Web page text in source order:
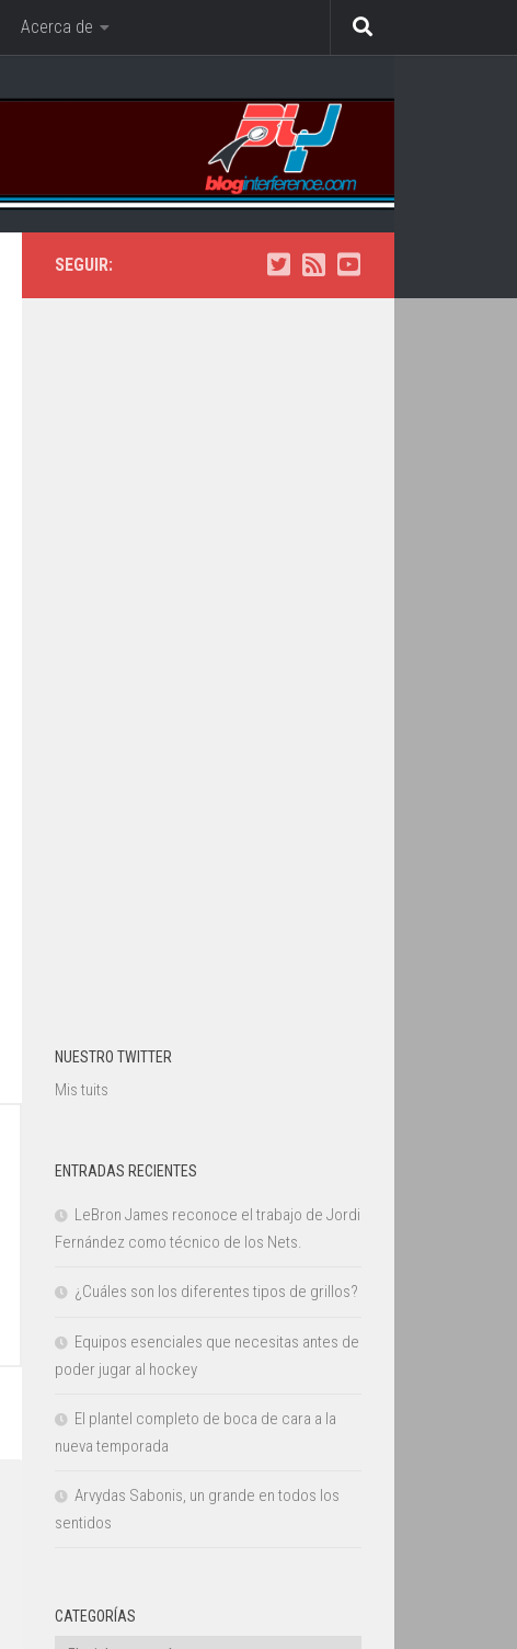
Acerca de
SEGUIR:
NUESTRO TWITTER
Mis tuits
ENTRADAS RECIENTES
LeBron James reconoce el trabajo de Jordi
Fernández como técnico de los Nets.
¿Cuáles son los diferentes tipos de grillos?
Equipos esenciales que necesitas antes de
poder jugar al hockey
El plantel completo de boca de cara a la
nueva temporada
Arvydas Sabonis, un grande en todos los
sentidos
CATEGORÍAS